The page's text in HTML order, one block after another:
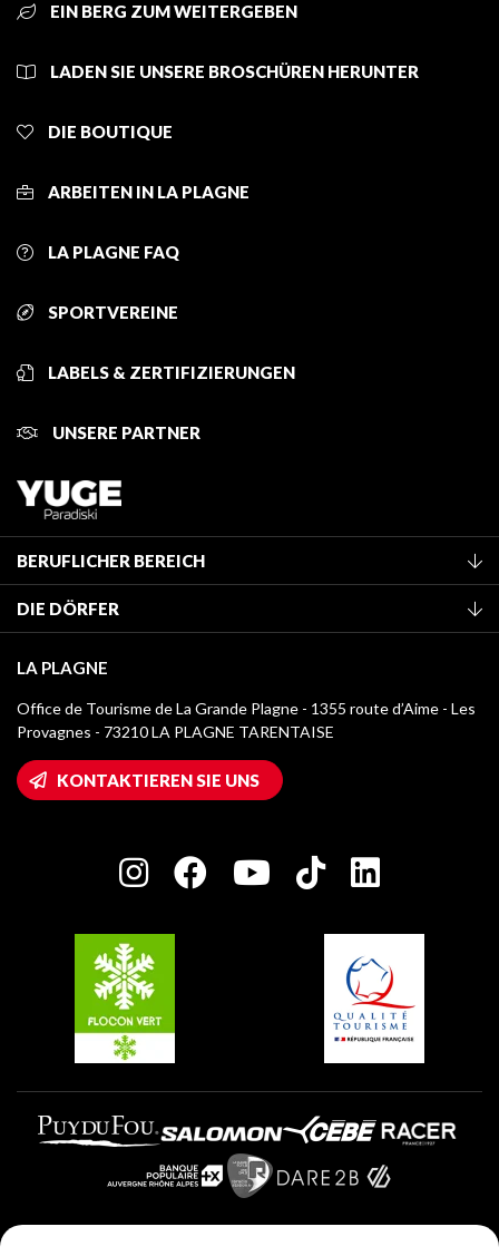
EIN BERG ZUM WEITERGEBEN
LADEN SIE UNSERE BROSCHÜREN HERUNTER
DIE BOUTIQUE
ARBEITEN IN LA PLAGNE
LA PLAGNE FAQ
SPORTVEREINE
LABELS & ZERTIFIZIERUNGEN
UNSERE PARTNER
BERUFLICHER BEREICH
Mitglied des Fremdenverkehrsamtes werden
Klassifizierung von Möbeln
Kurtaxe
Mediathek
Logos La Plagne
Wifi-Zugang
Haus der Eigentümer
Charta der Engagierten Akteure
DIE DÖRFER
Montchavin - Les Coches
Champagny-en-Vanoise
Plagne 1800
Plagne Villages
Plagne Aime 2000
LA PLAGNE
Office de Tourisme de La Grande Plagne - 1355 route d’Aime - Les
Provagnes - 73210 LA PLAGNE TARENTAISE
KONTAKTIEREN SIE UNS